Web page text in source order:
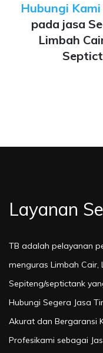
Hubungi Kami
pada jasa
Limbah
Layanan
TB adalah pelayanan
menguras Limbah Cair,
Sepiteng/septictank
Hubungi Segera Jasa
Akurat dan Bergaransi
Profesikami sebagai